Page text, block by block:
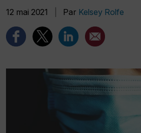
12 mai 2021 Par Kelsey Rolfe